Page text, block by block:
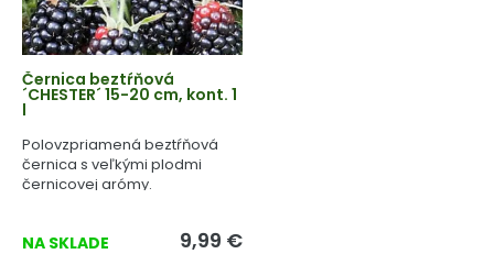
Černica beztŕňová
´CHESTER´ 15-20 cm, kont. 1
l
Polovzpriamená beztŕňová
černica s veľkými plodmi
černicovej arómy.
NA SKLADE 9,99 €